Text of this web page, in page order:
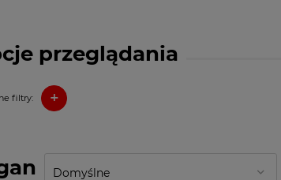
przeglądania
filtry: +